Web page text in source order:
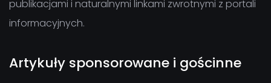
publikacjami i naturalnymi linkami zwrotnymi z portali
informacyjnych.
Artykuły sponsorowane i gościnne